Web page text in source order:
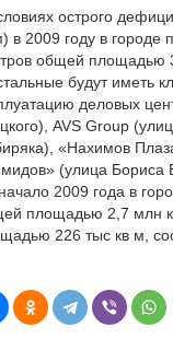
острого
в 2009 году в городе
общей площадью
будут иметь
деловых
AVS Group
«Нахимов
(улица
2009 года в
площадью 2,7 млн
226 тыс кв м,